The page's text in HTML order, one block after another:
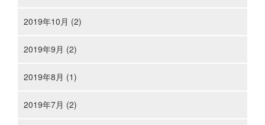
2019年10月 (2)
2019年9月 (2)
2019年8月 (1)
2019年7月 (2)